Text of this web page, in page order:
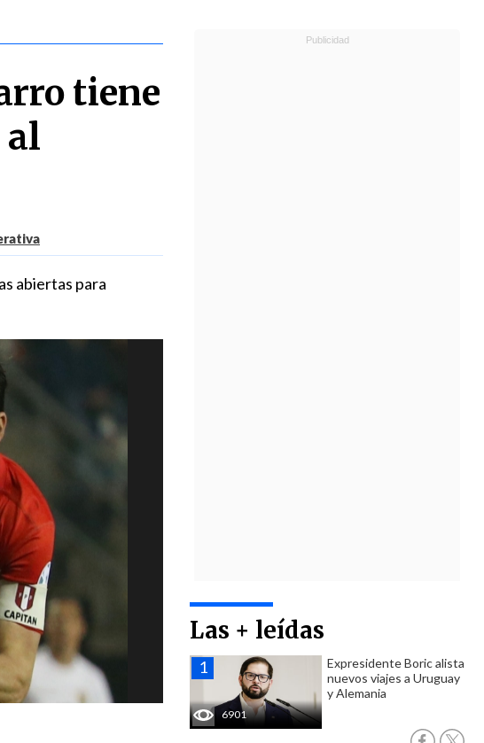
tiene
al
abiertas para
Las + leídas
6901
Expresidente Boric alista
nuevos viajes a Uruguay
y Alemania